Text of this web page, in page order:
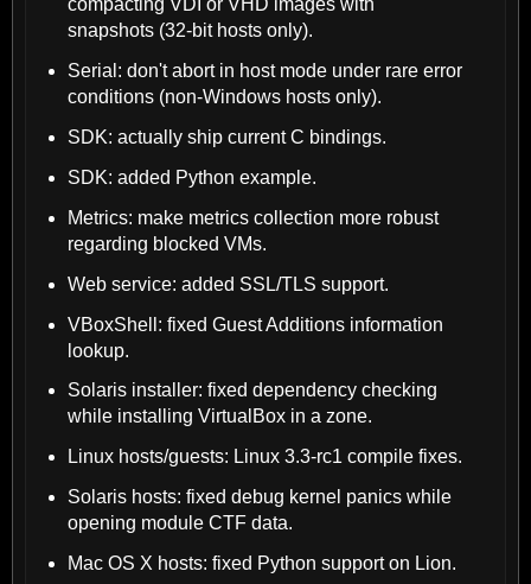
compacting VDI or VHD images with
snapshots (32-bit hosts only).
Serial: don't abort in host mode under rare error
conditions (non-Windows hosts only).
SDK: actually ship current C bindings.
SDK: added Python example.
Metrics: make metrics collection more robust
regarding blocked VMs.
Web service: added SSL/TLS support.
VBoxShell: fixed Guest Additions information
lookup.
Solaris installer: fixed dependency checking
while installing VirtualBox in a zone.
Linux hosts/guests: Linux 3.3-rc1 compile fixes.
Solaris hosts: fixed debug kernel panics while
opening module CTF data.
Mac OS X hosts: fixed Python support on Lion.